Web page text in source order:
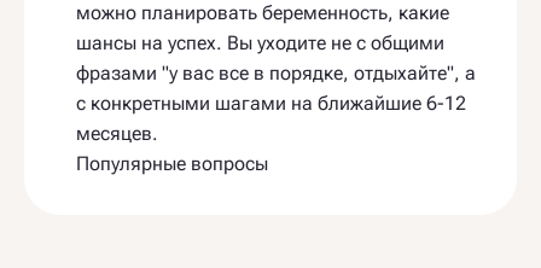
можно планировать беременность, какие
шансы на успех. Вы уходите не с общими
фразами "у вас все в порядке, отдыхайте", а
с конкретными шагами на ближайшие 6-12
месяцев.
Популярные вопросы